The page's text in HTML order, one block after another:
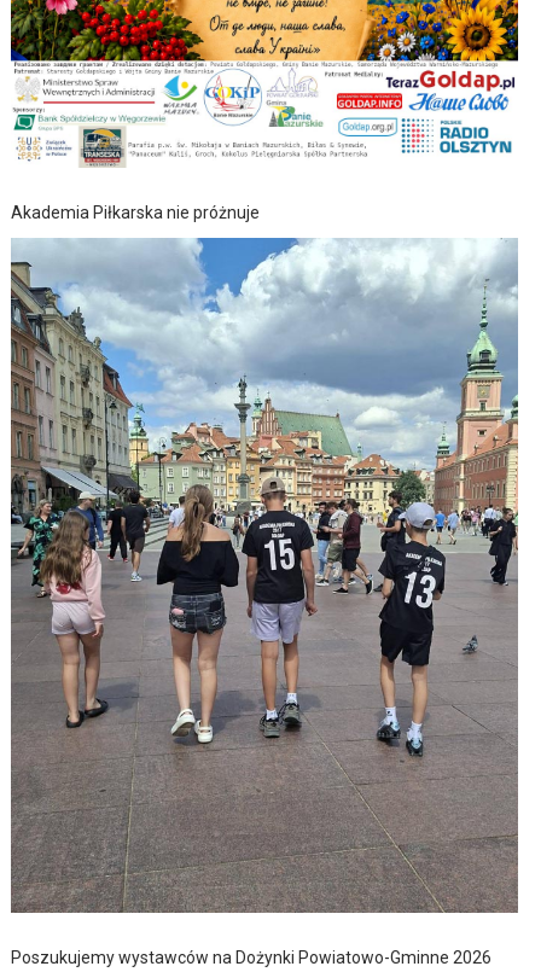
Akademia Piłkarska nie próżnuje
Poszukujemy wystawców na Dożynki Powiatowo-Gminne 2026